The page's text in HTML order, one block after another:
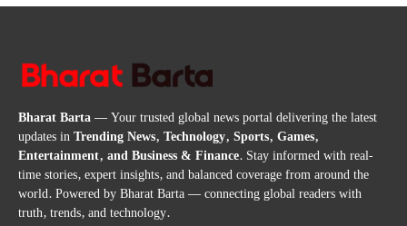
Bharat Barta— Your trusted global news portal delivering the latest
updates inTrending News, Technology, Sports, Games,
Entertainment, and Business & Finance. Stay informed with real-
time stories, expert insights, and balanced coverage from around the
world. Powered by Bharat Barta — connecting global readers with
truth, trends, and technology.